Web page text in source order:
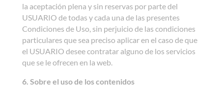
la aceptación plena y sin reservas por parte del
USUARIO de todas y cada una de las presentes
Condiciones de Uso, sin perjuicio de las condiciones
particulares que sea preciso aplicar en el caso de que
el USUARIO desee contratar alguno de los servicios
que se le ofrecen en la web.
6. Sobre el uso de los contenidos